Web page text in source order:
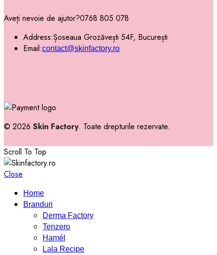
Aveți nevoie de ajutor?0768 805 078
Address:Șoseaua Grozăvești 54F, București
Email:contact@skinfactory.ro
© 2026 Skin Factory. Toate drepturile rezervate.
Scroll To Top
Close
Home
Branduri
Derma Factory
Tenzero
Hamél
Lala Recipe